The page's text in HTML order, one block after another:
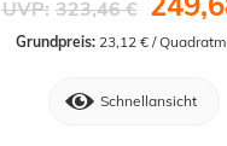
UVP: 323,46 €
Grundpreis: 23,12 € /
Schnellansicht